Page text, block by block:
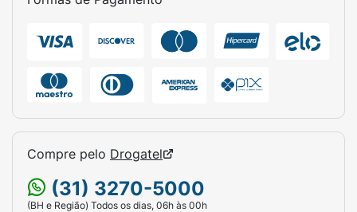
Compre pelo Drogatel
(31) 3270-5000
(BH e Região) Todos os dias, 06h às 00h